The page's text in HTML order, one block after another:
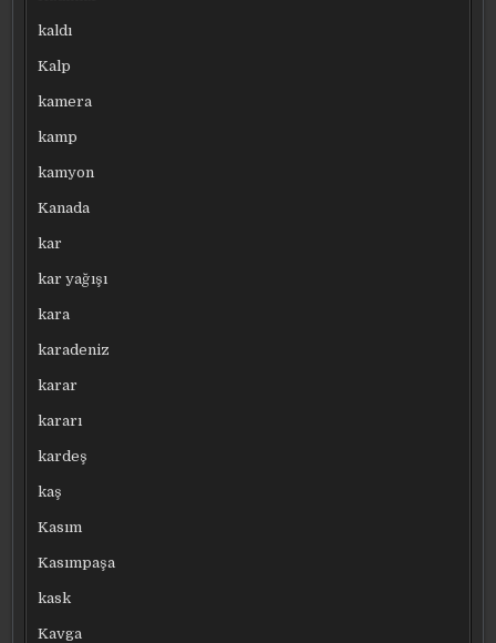
kaldı
Kalp
kamera
kamp
kamyon
Kanada
kar
kar yağışı
kara
karadeniz
karar
kararı
kardeş
kaş
Kasım
Kasımpaşa
kask
Kavga